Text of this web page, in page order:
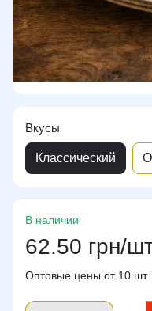
Вкусы
Классический
В наличии
62.50 грн/
Оптовые цены от 10 шт